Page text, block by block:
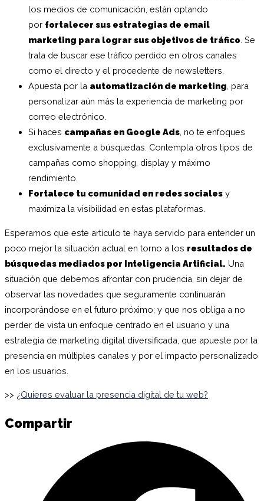
los medios de comunicación, están optando
por fortalecer sus estrategias de email
marketing para lograr sus objetivos de tráfico . Se
trata de buscar ese tráfico perdido en otros canales
como el directo y el procedente de newsletters.
Apuesta por la automatización de marketing , para
personalizar aún más la experiencia de marketing por
correo electrónico.
Si haces campañas en Google Ads , no te enfoques
exclusivamente a búsquedas. Contempla otros tipos de
campañas como shopping, display y máximo
rendimiento.
Fortalece tu comunidad en redes sociales y
maximiza la visibilidad en estas plataformas.
Esperamos que este artículo te haya servido para entender un
poco mejor la situación actual en torno a los resultados de
búsquedas mediados por Inteligencia Artificial. Una
situación que debemos afrontar con prudencia, sin dejar de
observar las novedades que seguramente continuarán
incorporándose en el futuro próximo; y que nos obliga a no
perder de vista un enfoque centrado en el usuario y una
estrategia de marketing digital diversificada, que apueste por la
presencia en múltiples canales y por el impacto personalizado
en los usuarios.
>> ¿Quieres evaluar la presencia digital de tu web?
Compartir